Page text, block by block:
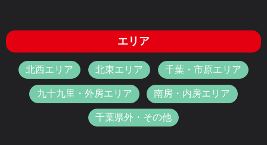
エリア
北西エリア 北東エリア 千葉・市原エリア
九十九里・外房エリア 南房・内房エリア
千葉県外・その他